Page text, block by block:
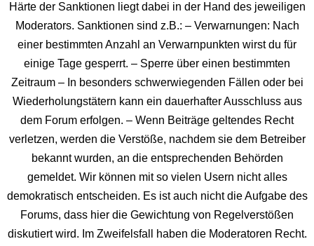
Härte der Sanktionen liegt dabei in der Hand des jeweiligen
Moderators. Sanktionen sind z.B.: – Verwarnungen: Nach
einer bestimmten Anzahl an Verwarnpunkten wirst du für
einige Tage gesperrt. – Sperre über einen bestimmten
Zeitraum – In besonders schwerwiegenden Fällen oder bei
Wiederholungstätern kann ein dauerhafter Ausschluss aus
dem Forum erfolgen. – Wenn Beiträge geltendes Recht
verletzen, werden die Verstöße, nachdem sie dem Betreiber
bekannt wurden, an die entsprechenden Behörden
gemeldet. Wir können mit so vielen Usern nicht alles
demokratisch entscheiden. Es ist auch nicht die Aufgabe des
Forums, dass hier die Gewichtung von Regelverstößen
diskutiert wird. Im Zweifelsfall haben die Moderatoren Recht.